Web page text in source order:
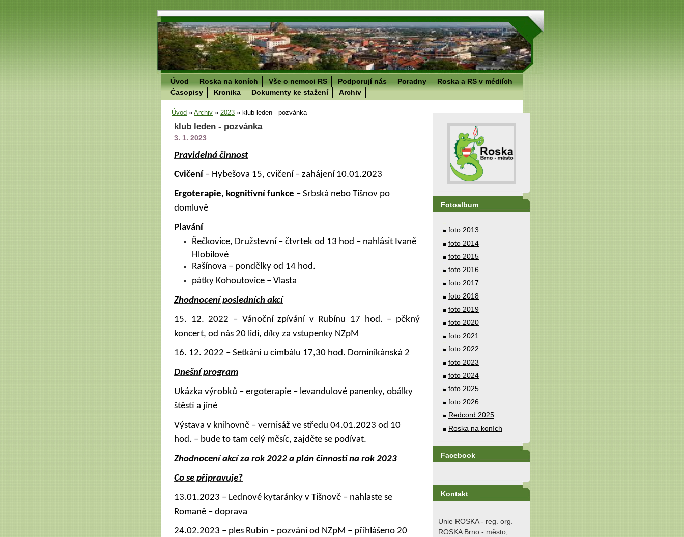
Úvod Roska na koních Vše o nemoci RS Podporují nás Poradny
Roska a RS v médiích
Časopisy
Kronika Dokumenty ke stažení Archiv
Úvod » Archiv » 2023 » klub leden - pozvánka
klub leden - pozvánka
3. 1. 2023
Pravidelná činnost
Cvičení – Hybešova 15, cvičení – zahájení 10.01.2023
Ergoterapie, kognitivní funkce – Srbská nebo Tišnov po
domluvě
Plavání
Řečkovice, Družstevní – čtvrtek od 13 hod – nahlásit Ivaně
Hlobilové
Rašínova – pondělky od 14 hod.
pátky Kohoutovice – Vlasta
Zhodnocení posledních akcí
15. 12. 2022 – Vánoční zpívání v Rubínu 17 hod. – pěkný
koncert, od nás 20 lidí, díky za vstupenky NZpM
16. 12. 2022 – Setkání u cimbálu 17,30 hod. Dominikánská 2
Dnešní program
Ukázka výrobků – ergoterapie – levandulové panenky, obálky
štěstí a jiné
Výstava v knihovně – vernisáž ve středu 04.01.2023 od 10
hod. – bude to tam celý měsíc, zajděte se podívat.
Zhodnocení akcí za rok 2022 a plán činnosti na rok 2023
Co se připravuje?
13.01.2023 – Lednové kytaránky v Tišnově – nahlaste se
Romaně – doprava
24.02.2023 – ples Rubín – pozvání od NZpM – přihlášeno 20
Fotoalbum
foto 2013
foto 2014
foto 2015
foto 2016
foto 2017
foto 2018
foto 2019
foto 2020
foto 2021
foto 2022
foto 2023
foto 2024
foto 2025
foto 2026
Redcord 2025
Roska na koních
Facebook
Kontakt
Unie ROSKA - reg. org.
ROSKA Brno - město,